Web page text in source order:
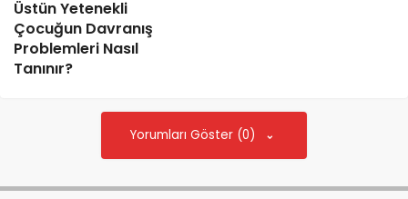
Üstün Yetenekli
Çocuğun Davranış
Problemleri Nasıl
Tanınır?
Yorumları Göster (0)